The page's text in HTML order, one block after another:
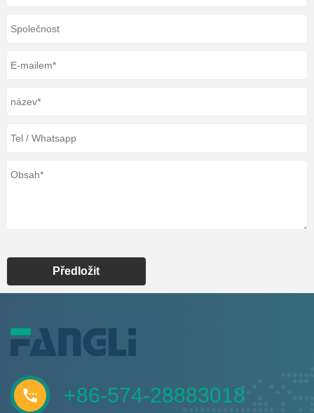
Předložit
+86-574-28883018